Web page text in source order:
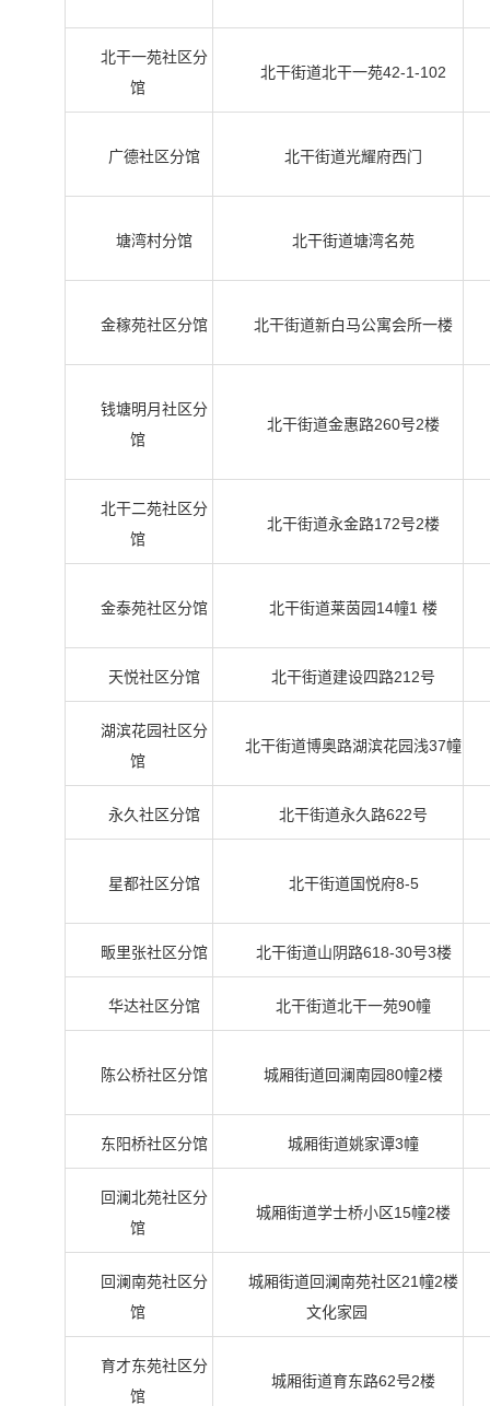
北干一苑社区分
馆
北干街道北干一苑42-1-102
广德社区分馆 北干街道光耀府西门
塘湾村分馆 北干街道塘湾名苑
金稼苑社区分馆 北干街道新白马公寓会所一楼
钱塘明月社区分
馆
北干街道金惠路260号2楼
北干二苑社区分
馆
北干街道永金路172号2楼
金泰苑社区分馆 北干街道莱茵园14幢1 楼
天悦社区分馆 北干街道建设四路212号
湖滨花园社区分
馆
北干街道博奥路湖滨花园浅37幢
永久社区分馆 北干街道永久路622号
星都社区分馆 北干街道国悦府8-5
畈里张社区分馆 北干街道山阴路618-30号3楼
华达社区分馆 北干街道北干一苑90幢
陈公桥社区分馆 城厢街道回澜南园80幢2楼
东阳桥社区分馆 城厢街道姚家谭3幢
回澜北苑社区分
馆
城厢街道学士桥小区15幢2楼
回澜南苑社区分
馆
城厢街道回澜南苑社区21幢2楼
文化家园
育才东苑社区分
馆
城厢街道育东路62号2楼